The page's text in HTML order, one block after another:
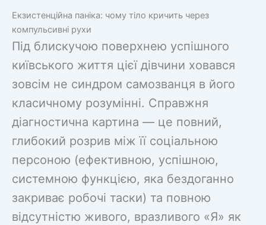
Екзистенційна паніка: чому тіло кричить через
компульсивні рухи
Під блискучою поверхнею успішного
київського життя цієї дівчини ховався
зовсім не синдром самозванця в його
класичному розумінні. Справжня
діагностична картина — це повний,
глибокий розрив між її соціальною
персоною (ефективною, успішною,
системною функцією, яка бездоганно
закриває робочі таски) та повною
відсутністю живого, вразливого «Я» як